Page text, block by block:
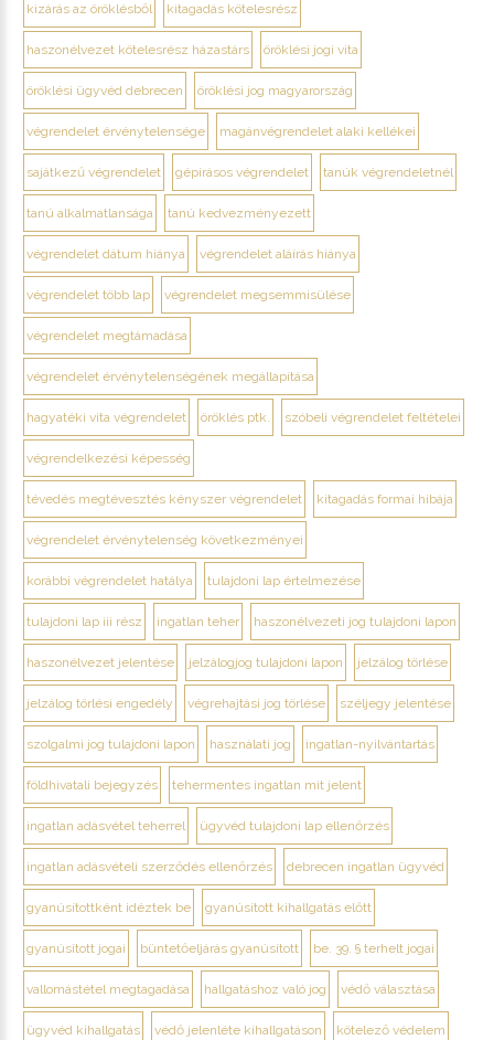
kizárás az öröklésből kitagadás kötelesrész
haszonélvezet kötelesrész házastárs öröklési jogi vita
öröklési ügyvéd debrecen öröklési jog magyarország
végrendelet érvénytelensége magánvégrendelet alaki kellékei
sajátkezű végrendelet gépírásos végrendelet tanúk végrendeletnél
tanú alkalmatlansága tanú kedvezményezett
végrendelet dátum hiánya végrendelet aláírás hiánya
végrendelet több lap végrendelet megsemmisülése
végrendelet megtámadása
végrendelet érvénytelenségének megállapítása
hagyatéki vita végrendelet öröklés ptk. szóbeli végrendelet feltételei
végrendelkezési képesség
tévedés megtévesztés kényszer végrendelet kitagadás formai hibája
végrendelet érvénytelenség következményei
korábbi végrendelet hatálya tulajdoni lap értelmezése
tulajdoni lap iii rész ingatlan teher haszonélvezeti jog tulajdoni lapon
haszonélvezet jelentése jelzálogjog tulajdoni lapon jelzálog törlése
jelzálog törlési engedély végrehajtási jog törlése széljegy jelentése
szolgalmi jog tulajdoni lapon használati jog ingatlan-nyilvántartás
földhivatali bejegyzés tehermentes ingatlan mit jelent
ingatlan adásvétel teherrel ügyvéd tulajdoni lap ellenőrzés
ingatlan adásvételi szerződés ellenőrzés debrecen ingatlan ügyvéd
gyanúsítottként idéztek be gyanúsított kihallgatás előtt
gyanúsított jogai büntetőeljárás gyanúsított be. 39. § terhelt jogai
vallomástétel megtagadása hallgatáshoz való jog védő választása
ügyvéd kihallgatás védő jelenléte kihallgatáson kötelező védelem